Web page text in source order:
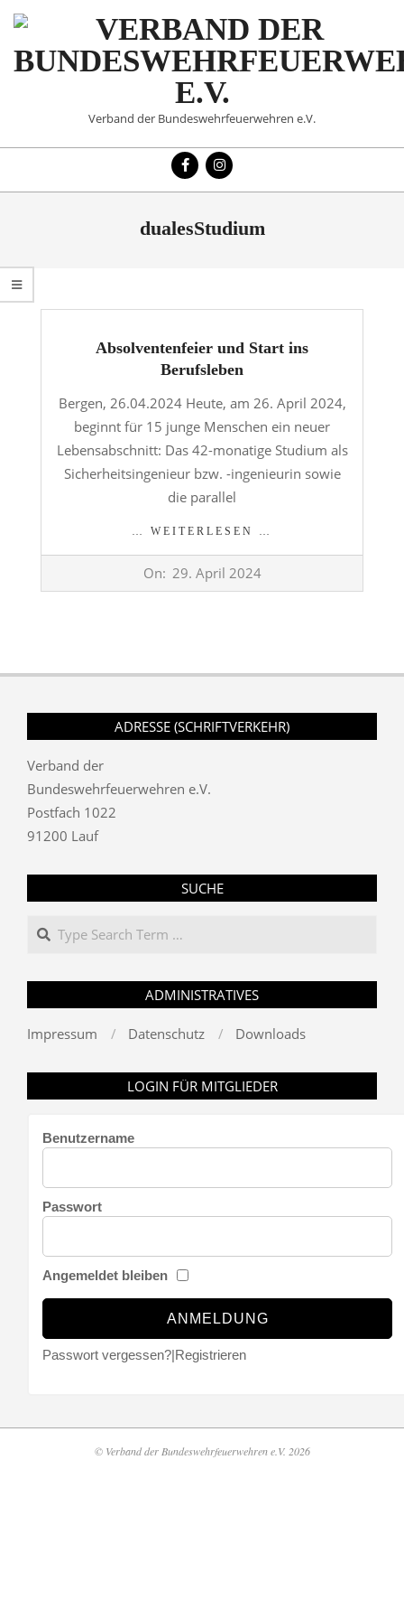
Skip
content
VERBAND
DER
Verband der Bundeswehrfeuerwehren e.V.
dualesStudium
Absolventenfeier und Start ins
Berufsleben
Bergen, 26.04.2024 Heute, am 26. April 2024,
beginnt für 15 junge Menschen ein neuer
Lebensabschnitt: Das 42-monatige Studium als
Sicherheitsingenieur bzw. -ingenieurin sowie
die parallel
… WEITERLESEN …
On: 29. April 2024
ADRESSE (SCHRIFTVERKEHR)
Verband der
Bundeswehrfeuerwehren e.V.
Postfach 1022
91200 Lauf
SUCHE
Search
ADMINISTRATIVES
Impressum Datenschutz Downloads
LOGIN FÜR MITGLIEDER
Benutzername
Passwort
Angemeldet bleiben
Passwort vergessen?|Registrieren
© Verband der Bundeswehrfeuerwehren e.V. 2026